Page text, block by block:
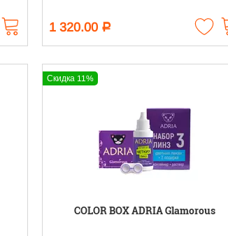
1 320.00 Р
Скидка 11%
COLOR BOX ADRIA Glamorous